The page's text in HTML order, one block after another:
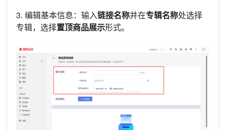
3. 编辑基本信息：输入链接名称并在专辑名称处选择
专辑，选择置顶商品展示形式。